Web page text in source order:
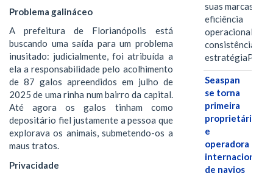
Problema galináceo
A prefeitura de Florianópolis está
buscando uma saída para um problema
inusitado: judicialmente, foi atribuída a
ela a responsabilidade pelo acolhimento
de 87 galos apreendidos em julho de
2025 de uma rinha num bairro da capital.
Até agora os galos tinham como
depositário fiel justamente a pessoa que
explorava os animais, submetendo-os a
maus tratos.
Privacidade
suas marcas, a
eficiência
operacional e a
consistência de
Seaspan
se torna
primeira
proprietária
e
operadora
internacional
de navios